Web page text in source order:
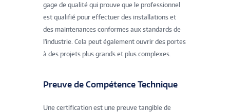
gage de qualité qui prouve que le professionnel
est qualifié pour effectuer des installations et
des maintenances conformes aux standards de
l'industrie. Cela peut également ouvrir des portes
à des projets plus grands et plus complexes.
Preuve de Compétence Technique
Une certification est une preuve tangible de